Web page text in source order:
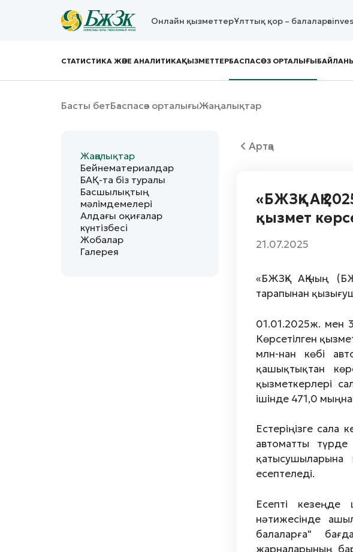
Онлайн қызметтерҰлттық қор – балаларға
СТАТИСТИКА ЖӘНЕ АНАЛИТИКАҚЫЗМЕТТЕРБАСПАСӨЗ ОРТАЛЫҒЫ
Басты бетБаспасөз орталығыЖаңалықтар
Жаңалықтар
Бейнематериалдар
БАҚ-та біз туралы
Басшылықтың
мәлімдемелері
Алдағы оқиғалар
күнтізбесі
Жобалар
Галерея
Артқа
«БЖЗҚ» АҚ
қызмет
21.07.2025
«БЖЗҚ» АҚ-ның
тарапынан
01.01.2025ж. мен
Көрсетілген
млн-нан көбі
қашықтықтан
қызметкерлері
ішінде 471,0
Естеріңізге
автоматты
есептеледі.
Есепті
нәтижесінде
балаларға"
жарналарының